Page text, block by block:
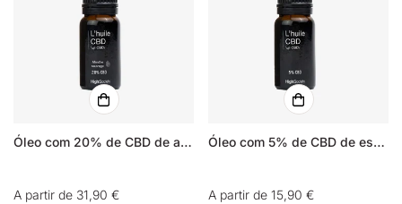
Óleo com 20% de CBD de amplo espectro - Menta selvagem
Preço
A partir de 31,90 €
Óleo com 5% de CBD de espectro completo
Preço
A partir de 15,90 €